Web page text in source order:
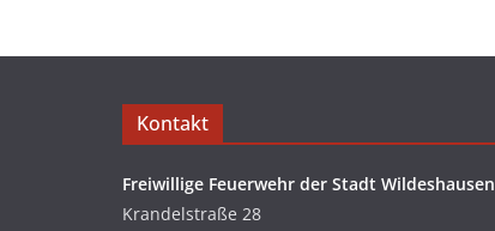
Kontakt
Freiwillige Feuerwehr der Stadt Wildeshausen
Krandelstraße 28